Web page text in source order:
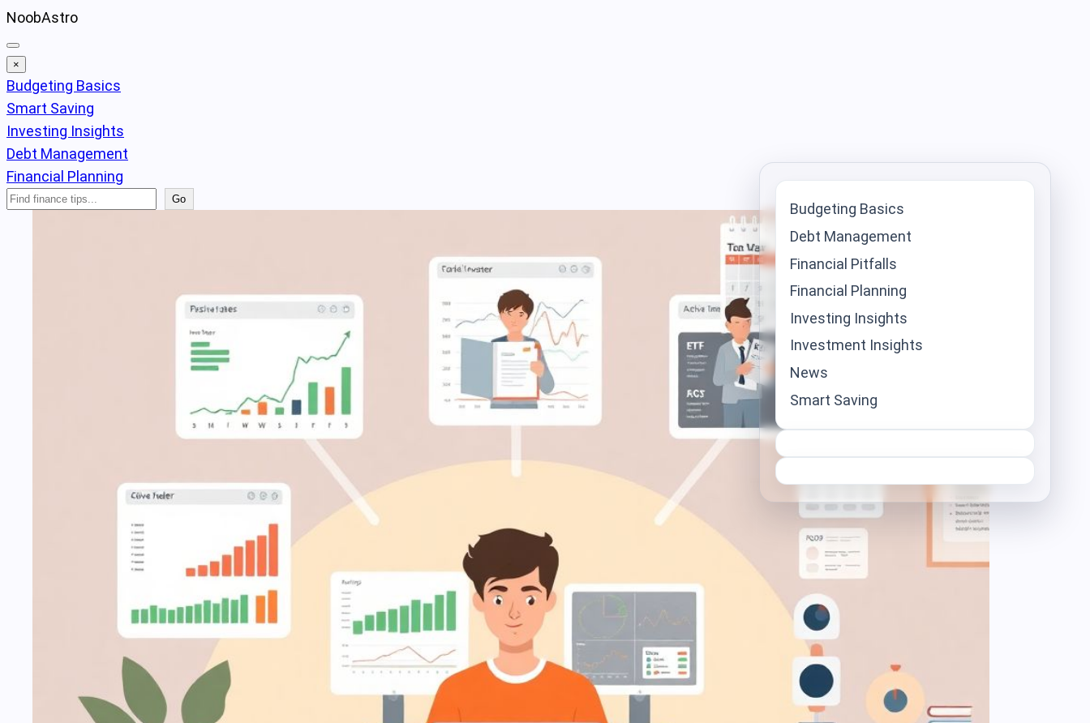
Skip
to
content
NoobAstro
×
Budgeting Basics
Smart Saving
Investing Insights
Debt Management
Financial Planning
Search
Go
Budgeting Basics
Debt Management
Financial Pitfalls
Financial Planning
Investing Insights
Investment Insights
News
Smart Saving